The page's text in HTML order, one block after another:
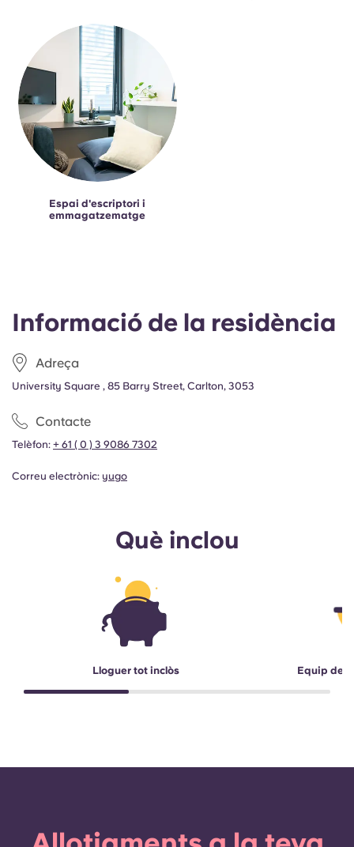
Informació de la residència
Adreça
University Square , 85 Barry Street, Carlton, 3053
Contacte
Telèfon: + 61 ( 0 ) 3 9086 7302
Correu electrònic: yugo
Què inclou
Lloguer tot inclòs Equip de
Espai d'escriptori i
emmagatzematge